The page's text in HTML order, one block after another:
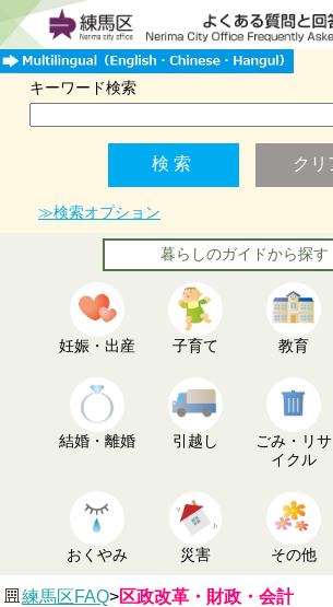
キーワード検索
≫検索オプション
暮らしのガイドから探す
妊娠・出産 子育て 教育
結婚・離婚 引越し
ごみ・リサ
イクル
おくやみ 災害 その他
練馬区FAQ>区政改革・財政・会計